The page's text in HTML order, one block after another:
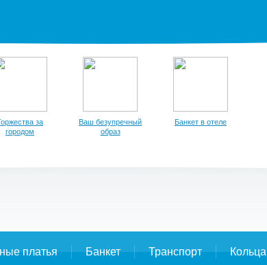
за
городом
Ваш безупречный
образ
Банкет в отеле
платья Банкет Транспорт Кольца